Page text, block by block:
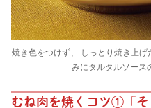
焼き色をつけず、 しっとり焼き上
みにタルタルソース
むね肉を焼くコツ①「そ